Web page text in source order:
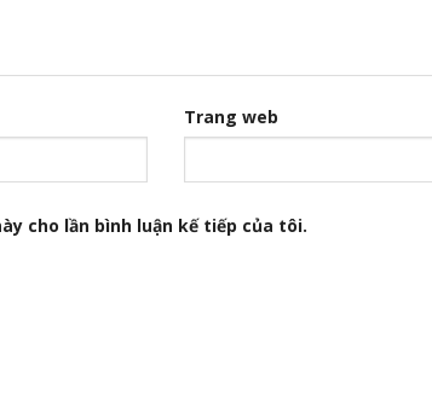
Trang web
cho lần bình luận kế tiếp của tôi.